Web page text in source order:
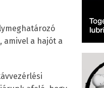
amivel a hajót a